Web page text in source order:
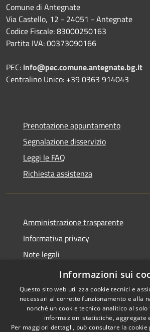
Comune di Antegnate
Via Castello, 12 - 24051 - Antegnate
Codice Fiscale: 83000250163
Partita IVA: 00373090166
PEC: info@pec.comune.antegnate.bg.it
Centralino Unico: +39 0363 914043
Prenotazione appuntamento
Segnalazione disservizio
Leggi le FAQ
Richiesta assistenza
Amministrazione trasparente
Informativa privacy
Note legali
Dichiarazione di accessibilità
Informazioni sui
Questo sito web utilizza cookie tecnici e
necessari al corretto funzionamento e alla
nonché un cookie tecnico analitico al
informazioni statistiche, aggregate
Per maggiori dettagli, può consultare la cookie